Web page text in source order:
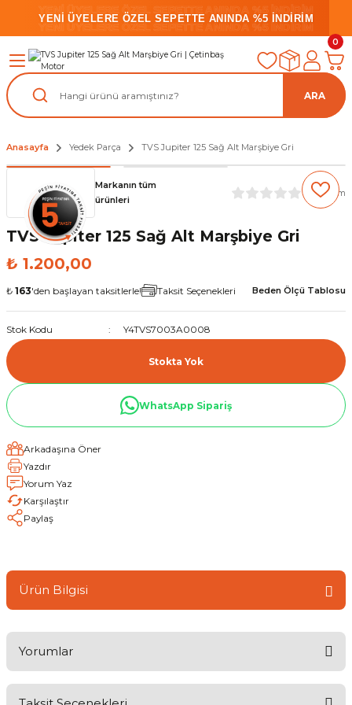
YENİ ÜYELERE ÖZEL SEPETTE ANINDA %5 İNDİRİM
YENİ ÜYELERE ÖZEL SEPETTE ANINDA %5 İNDİRİM
YENİ ÜYELERE ÖZEL SEPETTE ANINDA %5 İNDİRİM
ARA
0
Anasayfa Yedek Parça TVS Jupiter 125 Sağ Alt Marşbiye Gri
Markanın tüm
ürünleri
(0) Yorum
TVS Jupiter 125 Sağ Alt Marşbiye Gri
₺ 1.200,00
₺ 163'den başlayan taksitlerle! Taksit Seçenekleri Beden Ölçü Tablosu
Stok Kodu Y4TVS7003A0008
Stokta Yok
WhatsApp Sipariş
Arkadaşına Öner
Yazdır
Yorum Yaz
Karşılaştır
Paylaş
Ürün Bilgisi
Yorumlar